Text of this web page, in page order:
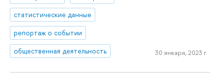
статистические данные
репортаж о событии
общественная деятельность
30 января, 2023 г.